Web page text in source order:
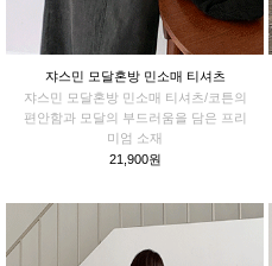
쟈스민 모달혼방 민소매 티셔츠
쟈스민 모달혼방 민소매 티셔츠/코튼의
편안함과 모달의 부드러움을 담은 프리
미엄 소재
21,900원